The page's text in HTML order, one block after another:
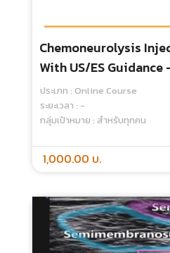
Chemoneurolysis
With US/ES Guidance
Ultrasound Scanning
Targets In Upper
ประเภท : Online Course
ระยะเวลา : -
กลุ่มเป้าหมาย : สำหรับทุกคน
1,000.00 บ.